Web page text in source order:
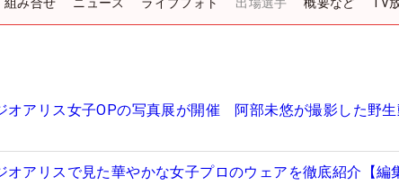
組み合せ ニュース ライブフォト 出場選手 概要など TV
オアリス女子OPの写真展が開催 阿部未悠が撮影した野
オアリスで見た華やかな女子プロのウェアを徹底紹介【編